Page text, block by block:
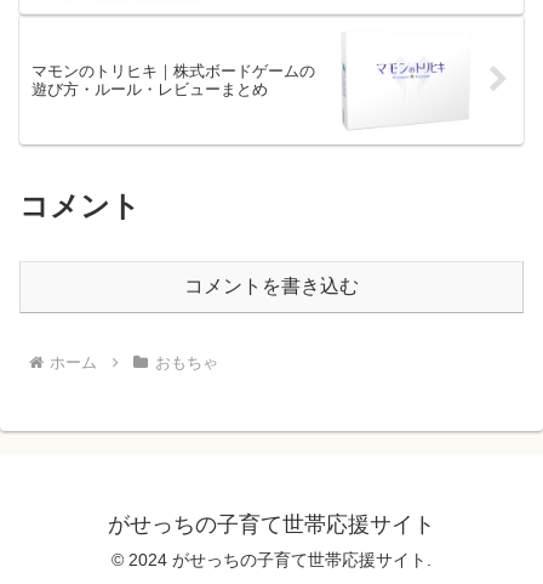
マモンのトリヒキ｜株式ボードゲームの
遊び方・ルール・レビューまとめ
コメント
コメントを書き込む
ホーム おもちゃ
がせっちの子育て世帯応援サイト
© 2024 がせっちの子育て世帯応援サイト.